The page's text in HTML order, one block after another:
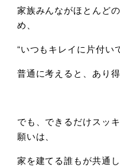
家族みんながほとんど
め、
“いつもキレイに片付い
普通に考えると、あり
でも、できるだけスッ
願いは、
家を建てる誰もが共通